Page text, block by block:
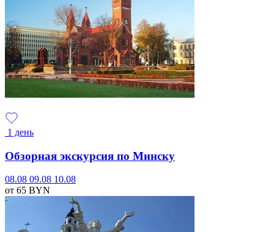
1 день
Обзорная экскурсия по Минску
08.08 09.08 10.08
от 65 BYN